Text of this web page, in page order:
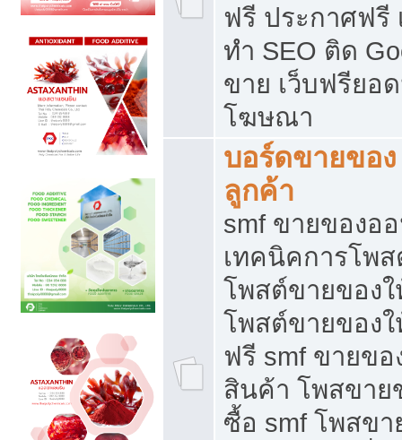
ฟรี ประกาศฟรี
ทำ SEO ติด
ขาย เว็บฟรียอ
โฆษณา
บอร์ดขายของ
ลูกค้า
smf ขายของอ
เทคนิคการโพ
โพสต์ขายของ
โพสต์ขายของ
ฟรี smf ขายข
สินค้า โพสขาย
ซื้อ smf โพสข